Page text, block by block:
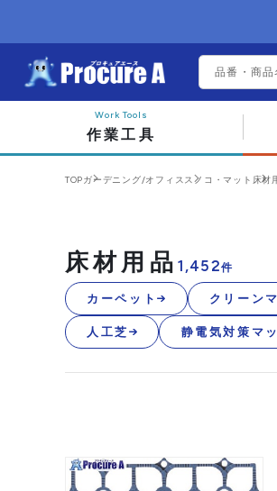
作業工具
TOPガーデニング/オフィススノコ・マット 床材
床材用品 1,452件
カーペット クリーン
人工芝 静電気対策マ